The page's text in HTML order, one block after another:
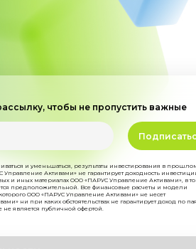
чтобы не пропустить важные
и уменьшаться, результаты инвестирования в
Активами» не гарантирует доходность
и иных материалах ООО «ПАРУС Управление Активами», в
предположительной. Все финансовые расчеты и модели
ООО «ПАРУС Управление Активами» не несет
ни при каких обстоятельствах не гарантирует доход по
является публичной офертой.